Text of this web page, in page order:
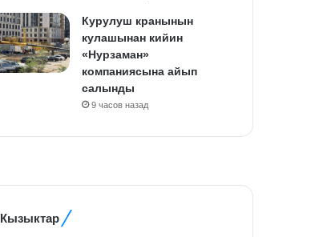
Курулуш кранынын
кулашынан кийин
«Нурзаман»
компаниясына айып
салынды
9 часов назад
Кызыктар